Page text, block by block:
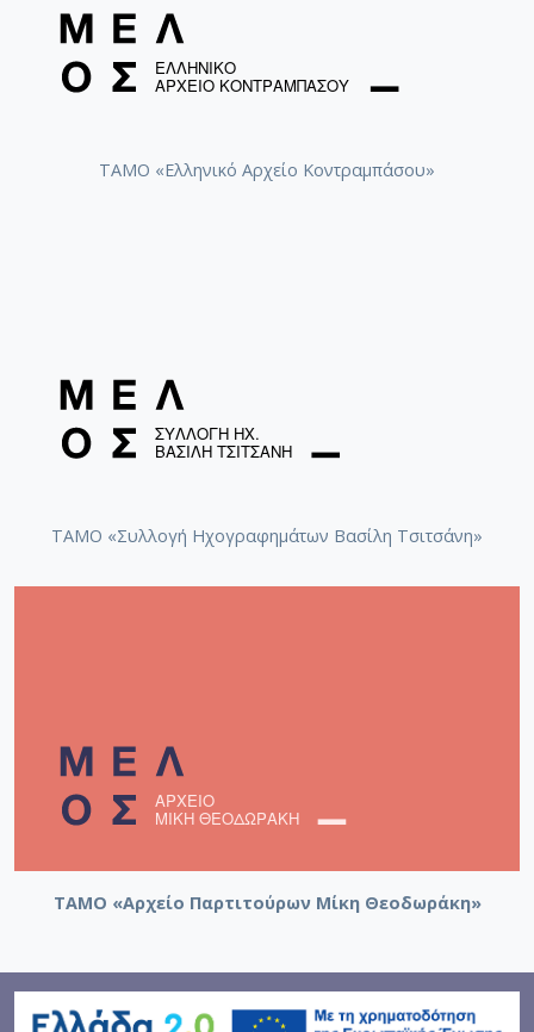
ΤΑΜΟ «Ελληνικό Αρχείο Κοντραμπάσου»
ΤΑΜΟ «Συλλογή Ηχογραφημάτων Βασίλη Τσιτσάνη»
ΤΑΜΟ «Αρχείο Παρτιτούρων Μίκη Θεοδωράκη»